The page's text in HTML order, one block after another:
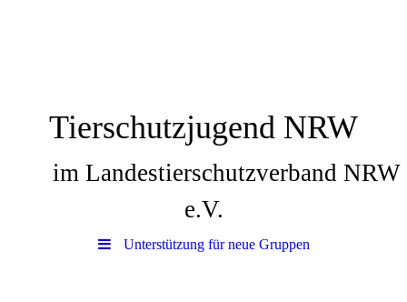
Tierschutzjugend NRW
im Landestierschutzverband NRW
e.V.
Unterstützung für neue Gruppen